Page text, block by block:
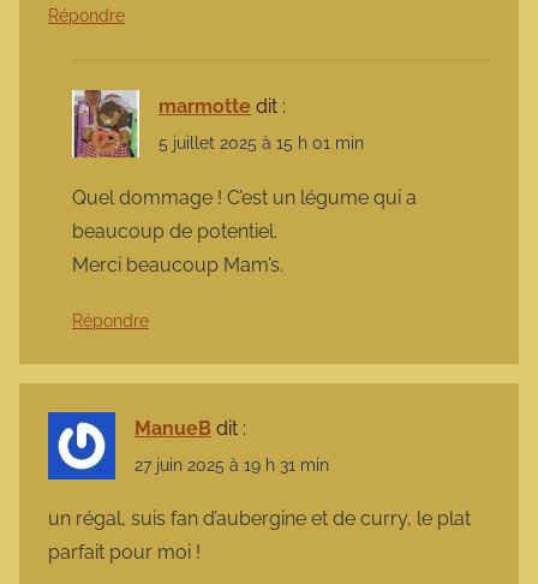
Répondre
marmotte dit :
5 juillet 2025 à 15 h 01 min
Quel dommage ! C’est un légume qui a
beaucoup de potentiel.
Merci beaucoup Mam’s.
Répondre
ManueB dit :
27 juin 2025 à 19 h 31 min
un régal, suis fan d’aubergine et de curry, le plat
parfait pour moi !